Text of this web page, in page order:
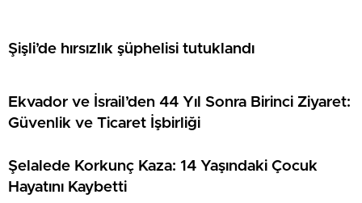
Şişli’de hırsızlık şüphelisi tutuklandı
Ekvador ve İsrail’den 44 Yıl Sonra Birinci Ziyaret:
Güvenlik ve Ticaret İşbirliği
Şelalede Korkunç Kaza: 14 Yaşındaki Çocuk
Hayatını Kaybetti